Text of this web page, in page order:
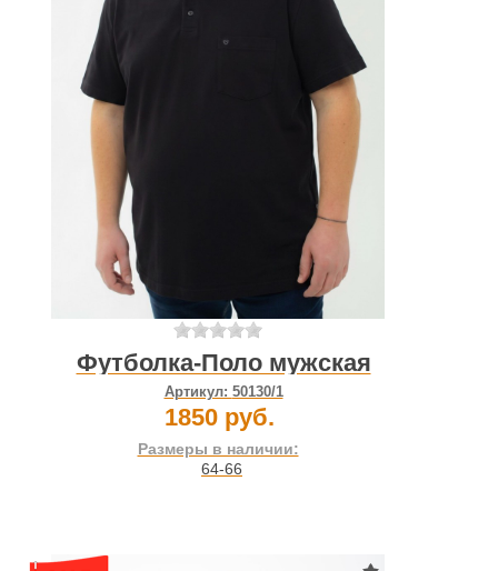
Футболка-Поло мужская
Артикул: 50130/1
1850 руб.
Размеры в наличии:
64-66